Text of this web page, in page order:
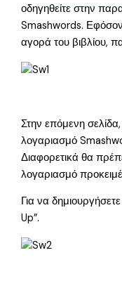
οδηγηθείτε στην
Smashwords.
αγορά του βιβλίου,
Στην επόμενη
λογαριασμό
Διαφορετικά θα
λογαριασμό
Για να
Up”.